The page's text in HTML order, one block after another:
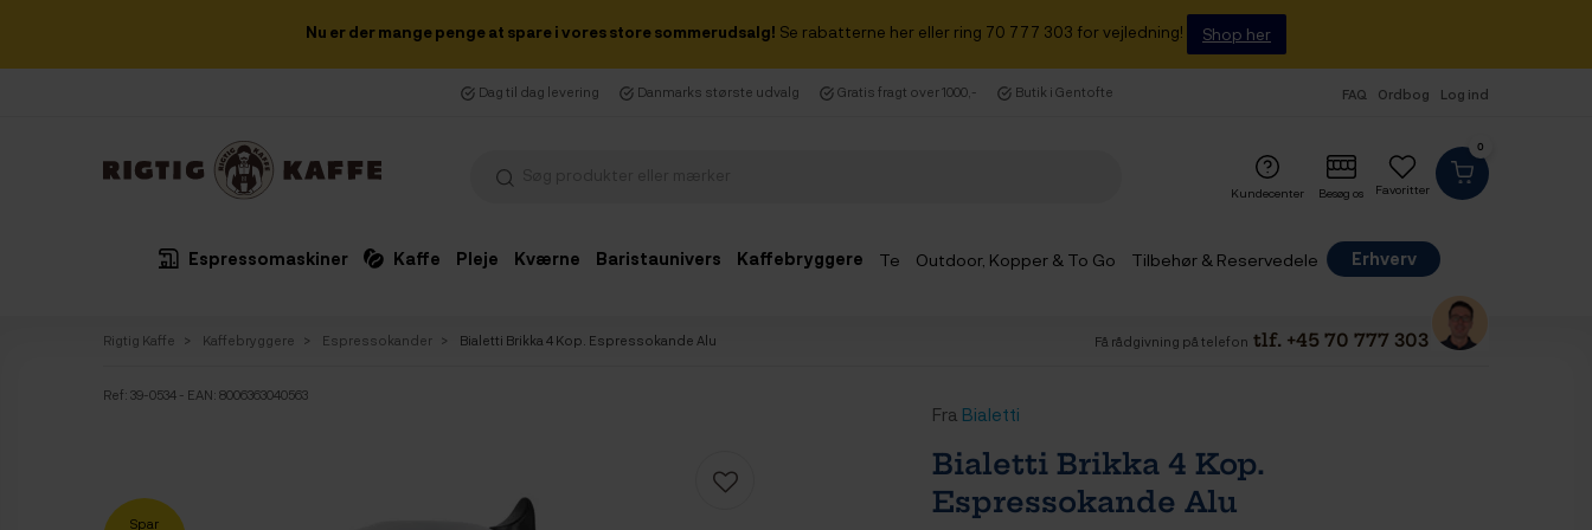
Nu er der mange penge at spare i vores store sommerudsalg! Se rabatterne her eller ring 70 777 303 for vejledning! Shop her
Dag til dag levering Danmarks største udvalg Gratis fragt over 1000,- Butik i Gentofte FAQ Ordbog Log ind
0
Favoritter
Kundecenter Besøg os
Espressomaskiner Kaffe Pleje Kværne Baristaunivers Kaffebryggere Te Outdoor, Kopper & To Go Tilbehør & Reservedele
Erhverv
Rigtig Kaffe Kaffebryggere Espressokander Bialetti Brikka 4 Kop. Espressokande Alu Få rådgivning på telefon tlf. +45 70 777 303
Ref: 39-0534 - EAN: 8006363040563
Spar
Fra Bialetti
Bialetti Brikka 4 Kop.
Espressokande Alu